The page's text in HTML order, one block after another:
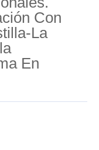
Con
La
En